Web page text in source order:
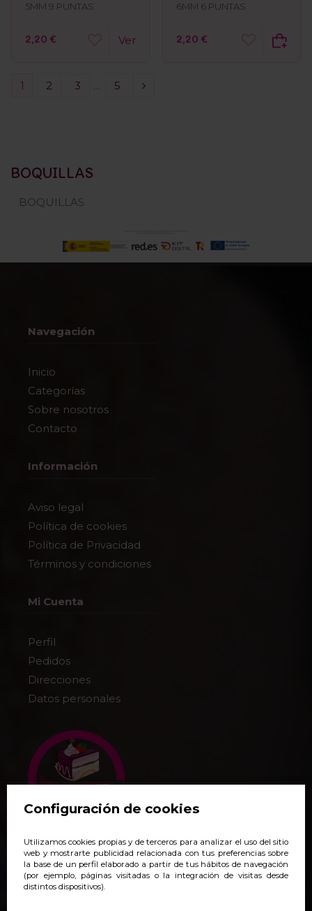
Configuración de cookies
Utilizamos cookies propias y de terceros para analizar el uso del sitio
web y mostrarte publicidad relacionada con tus preferencias sobre
la base de un perfil elaborado a partir de tus hábitos de navegación
(por ejemplo, páginas visitadas o la integración de visitas desde
distintos dispositivos).
5MM 9 PUNTAS
2,20 € Ver
6MM 6 PUNTAS
2,20 €
1 2 3 … 5
BOQUILLAS
BOQUILLAS
Navegación
Inicio
Categorías
Sobre nosotros
Contacto
Información
Aviso legal
Política de cookies
Política de Privacidad
Términos y condiciones
Mi Cuenta
Perfil
Pedidos
Direcciones
Datos personales
+34 938 140 718
pedidos@yoveonline.com